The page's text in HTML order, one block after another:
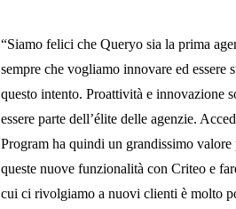
“Siamo felici che Queryo sia la prima
sempre che vogliamo innovare ed
questo intento. Proattività e innovazione
essere parte dell’élite delle agenzie.
Program ha quindi un grandissimo
queste nuove funzionalità con Criteo e
cui ci rivolgiamo a nuovi clienti è molto